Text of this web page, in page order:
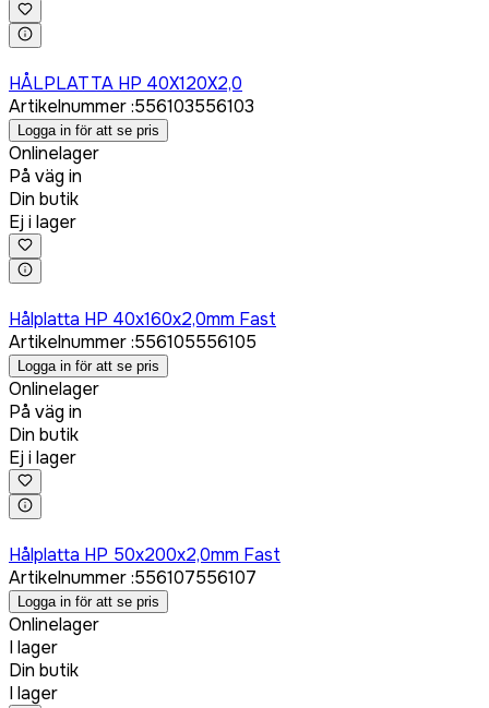
HÅLPLATTA HP 40X120X2,0
Artikelnummer:556103556103
Logga in för att se pris
Onlinelager
På väg in
Din butik
Ej i lager
Hålplatta HP 40x160x2,0mm Fast
Artikelnummer:556105556105
Logga in för att se pris
Onlinelager
På väg in
Din butik
Ej i lager
Hålplatta HP 50x200x2,0mm Fast
Artikelnummer:556107556107
Logga in för att se pris
Onlinelager
I lager
Din butik
I lager